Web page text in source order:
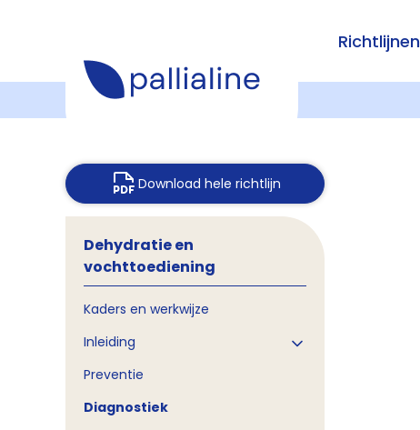
Richtlijnen
Download hele richtlijn
Dehydratie en
vochttoediening
Kaders en werkwijze
Inleiding
Preventie
Diagnostiek